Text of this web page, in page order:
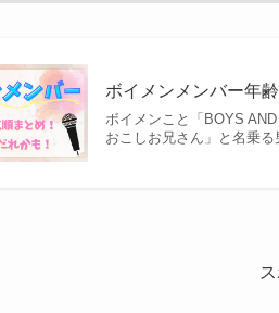
ボイメンメンバー年
ボイメンこと「BOYS
おこしお兄さん」と名乗